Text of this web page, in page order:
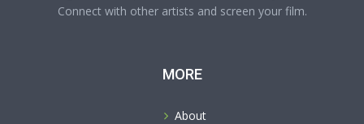
Connect with other artists and screen your film.
MORE
About